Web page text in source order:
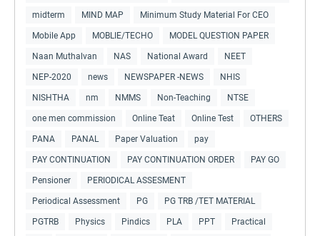
midterm MIND MAP Minimum Study Material For CEO
Mobile App MOBLIE/TECHO MODEL QUESTION PAPER
Naan Muthalvan NAS National Award NEET
NEP-2020 news NEWSPAPER -NEWS NHIS
NISHTHA nm NMMS Non-Teaching NTSE
one men commission Online Teat Online Test OTHERS
PANA PANAL Paper Valuation pay
PAY CONTINUATION PAY CONTINUATION ORDER PAY GO
Pensioner PERIODICAL ASSESMENT
Periodical Assessment PG PG TRB /TET MATERIAL
PGTRB Physics Pindics PLA PPT Practical